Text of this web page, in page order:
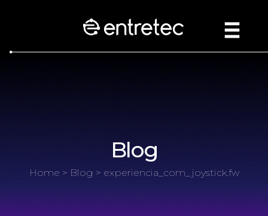
Blog
Home > Blog > experiencia_com_joystick.fw